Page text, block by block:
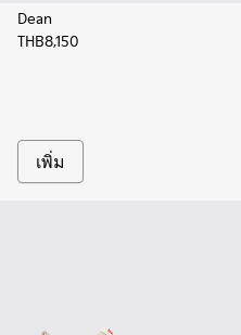
Dean
THB8,150
เพิ่ม